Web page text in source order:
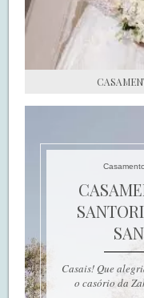
Casais! Que
o casório da